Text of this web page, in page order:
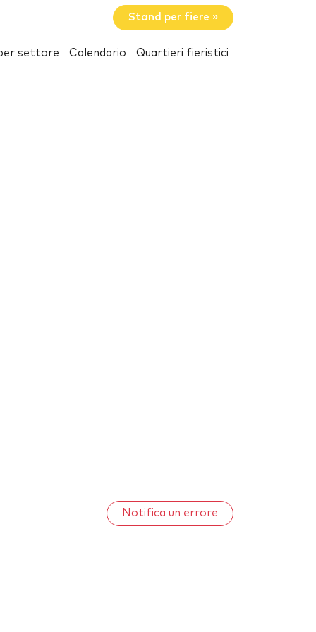
Stand per fiere »
settore Calendario Quartieri fieristici
Notifica un errore